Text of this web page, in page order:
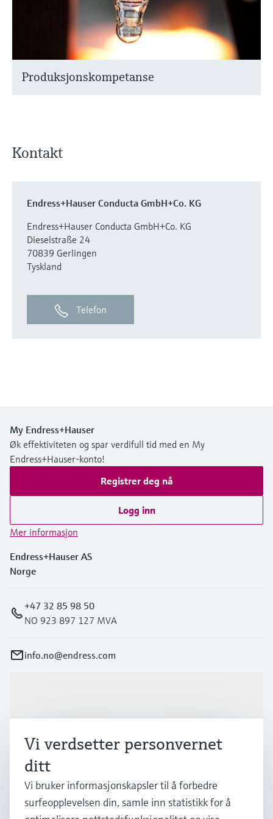
Produksjonskompetanse
Kontakt
Endress+Hauser Conducta GmbH+Co. KG
Endress+Hauser Conducta GmbH+Co. KG
Dieselstraße 24
70839 Gerlingen
Tyskland
Telefon
My Endress+Hauser
Øk effektiviteten og spar verdifull tid med en My
Endress+Hauser-konto!
Registrer deg nå
Logg inn
Mer informasjon
Endress+Hauser AS
Norge
+47 32 85 98 50
NO 923 897 127 MVA
info.no@endress.com
Industrier
Kundestøtte
Vi verdsetter personvernet
ditt
Vi bruker informasjonskapsler til å forbedre
surfeopplevelsen din, samle inn statistikk for å